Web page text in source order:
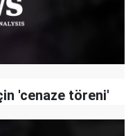
'cenaze töreni'